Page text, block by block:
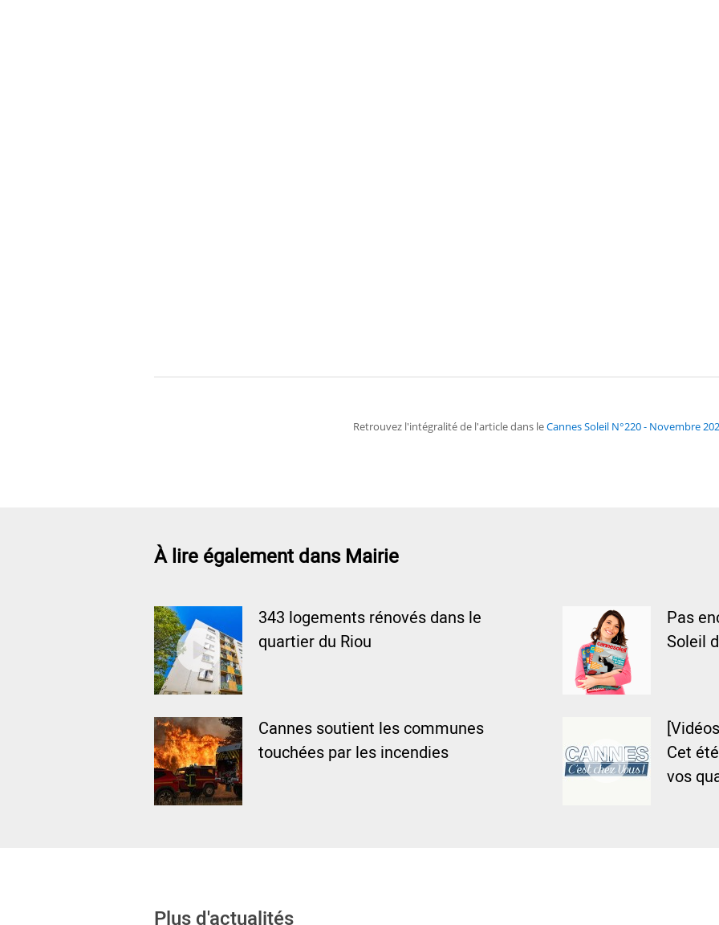
Retrouvez l'intégralité de l'article dans leCannes Soleil N°220 - Novembre
À lire également dans Mairie
343 logements rénovés dans le
quartier du Riou
Pas
Soleil
Cannes soutient les communes
touchées par les incendies
Cet
vos
Plus d'actualités